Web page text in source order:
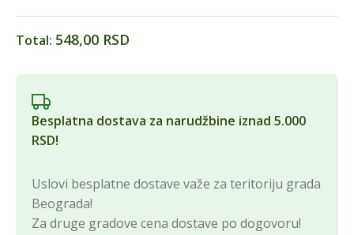
Total: 548,00 RSD
Besplatna dostava za narudžbine iznad 5.000
RSD!
Uslovi besplatne dostave važe za teritoriju grada
Beograda!
Za druge gradove cena dostave po dogovoru!